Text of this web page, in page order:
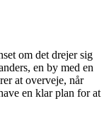
om det drejer sig
en by med en
at overveje, når
en klar plan for at